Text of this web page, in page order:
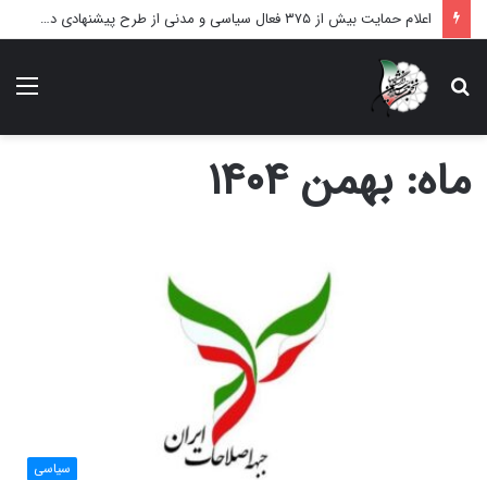
اعلام حمایت بیش از ۳۷۵ فعال سیاسی و مدنی از طرح پیشنهادی دکتر محمدجواد ظریف برای پایان عادلانه جنگ
دنبال
ماه:بهمن ۱۴۰۴
سیاسی